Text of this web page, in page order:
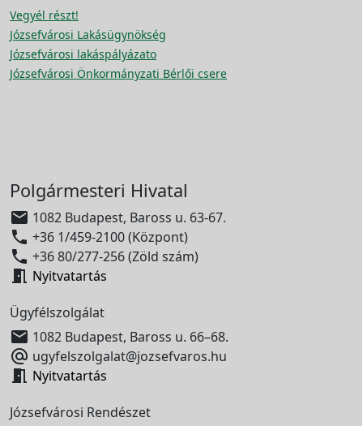
Vegyél részt!
Józsefvárosi Lakásügynökség
Józsefvárosi lakáspályázato
Józsefvárosi Önkormányzati Bérlői csere
Polgármesteri Hivatal
 1082 Budapest, Baross u. 63-67.
 +36 1/459-2100 (Központ)
 +36 80/277-256 (Zöld szám)
 Nyitvatartás
Ügyfélszolgálat
 1082 Budapest, Baross u. 66–68.
 ugyfelszolgalat@jozsefvaros.hu
 Nyitvatartás
Józsefvárosi Rendészet